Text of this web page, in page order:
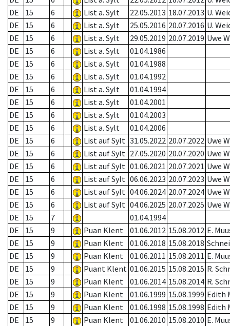
DE
15 6 List a. Sylt 22.05.2013 18.07.2013 U.
DE
15 6 List a. Sylt 25.05.2016 20.07.2016 U.
DE
15 6 List a. Sylt 29.05.2019 20.07.2019 Uwe
DE
15 6 List a. Sylt
01.04.1986
DE
15 6 List a. Sylt
01.04.1988
DE
15 6 List a. Sylt
01.04.1992
DE
15 6 List a. Sylt
01.04.1994
DE
15 6 List a. Sylt
01.04.2001
DE
15 6 List a. Sylt
01.04.2003
DE
15 6 List a. Sylt
01.04.2006
DE
15 6 List auf Sylt 31.05.2022 20.07.2022 Uwe
DE
15 6 List auf Sylt 27.05.2020 20.07.2020 Uwe
DE
15 6 List auf Sylt 01.06.2021 20.07.2021 Uwe
DE
15 6 List auf Sylt 06.06.2023 20.07.2023 Uwe
DE
15 6 List auf Sylt 04.06.2024 20.07.2024 Uwe
DE
15 6 List auf Sylt 04.06.2025 20.07.2025 Uwe
DE
15 7
01.04.1994
DE
15 9 Puan Klent 01.06.2012 15.08.2012 E.
DE
15 9 Puan Klent 01.06.2018 15.08.2018
DE
15 9 Puan Klent 01.06.2011 15.08.2011 E.
DE
15 9 Puant Klent 01.06.2015 15.08.2015 R.
DE
15 9 Puan Klent 01.06.2014 15.08.2014 R.
DE
15 9 Puan Klent 01.06.1999 15.08.1999 Edith
DE
15 9 Puan Klent 01.06.1998 15.08.1998 Edith
DE
15 9 Puan Klent 01.06.2010 15.08.2010 E.